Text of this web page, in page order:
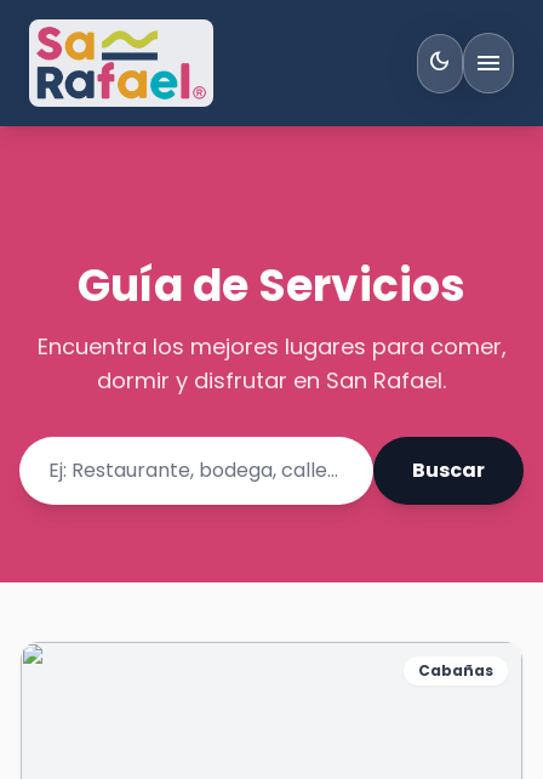
dark_mode menu
Guía de Servicios
Encuentra los mejores lugares para comer,
dormir y disfrutar en San Rafael.
Buscar
Cabañas